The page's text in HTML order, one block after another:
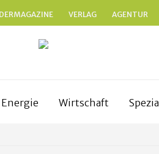
VERLAG AGENTUR
Energie Wirtschaft Spezial